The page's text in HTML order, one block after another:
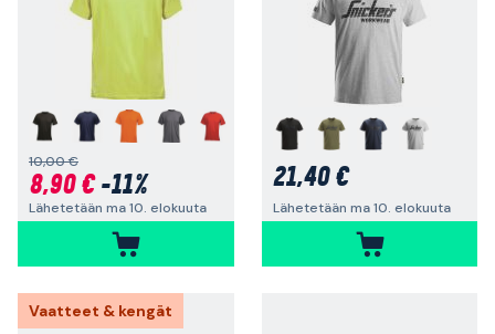
10,00 €
8,90 €-11%
Lähetetään ma 10. elokuuta
21,40 €
Lähetetään ma 10. elokuuta
Vaatteet & kengät